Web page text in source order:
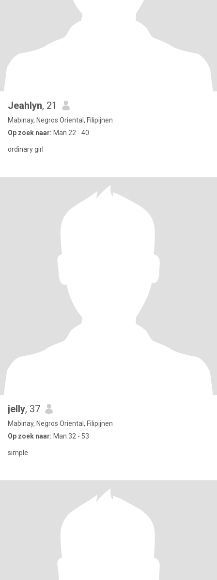
Jeahlyn, 21
Mabinay, Negros Oriental, Filipijnen
Op zoek naar: Man 22 - 40
ordinary girl
jelly, 37
Mabinay, Negros Oriental, Filipijnen
Op zoek naar: Man 32 - 53
simple